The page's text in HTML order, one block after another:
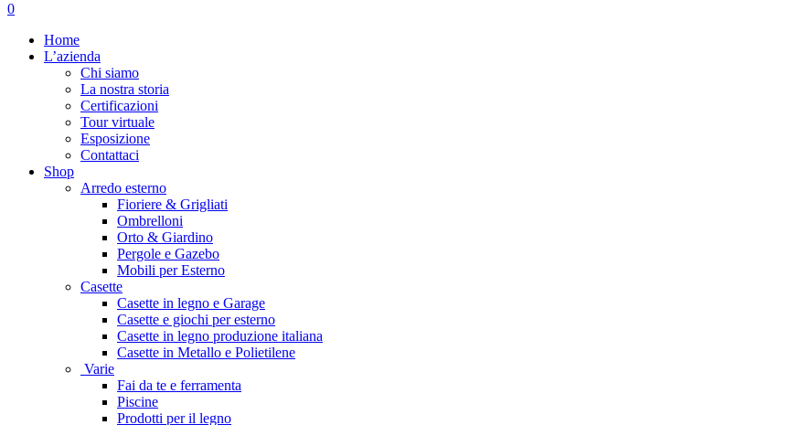
0
Home
L’azienda
Chi siamo
La nostra storia
Certificazioni
Tour virtuale
Esposizione
Contattaci
Shop
Arredo esterno
Fioriere & Grigliati
Ombrelloni
Orto & Giardino
Pergole e Gazebo
Mobili per Esterno
Casette
Casette in legno e Garage
Casette e giochi per esterno
Casette in legno produzione italiana
Casette in Metallo e Polietilene
Varie
Fai da te e ferramenta
Piscine
Prodotti per il legno